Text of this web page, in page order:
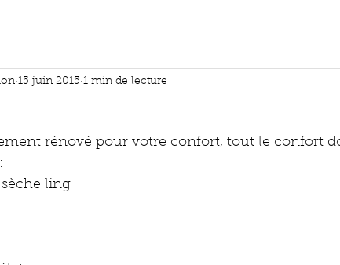
15 juin 2015 1 min de lecture
rénové pour votre confort, tout le confort
ling